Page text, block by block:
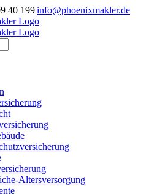
40 199|info@phoenixmakler.de
Altersversorgung